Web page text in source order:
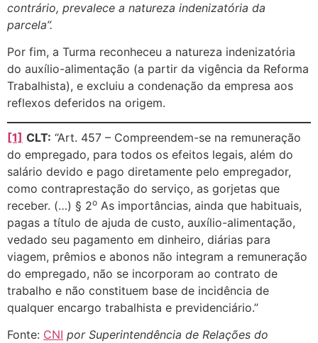
contrário, prevalece a natureza indenizatória da
parcela”.
Por fim, a Turma reconheceu a natureza indenizatória
do auxílio-alimentação (a partir da vigência da Reforma
Trabalhista), e excluiu a condenação da empresa aos
reflexos deferidos na origem.
[1] CLT: “Art. 457 – Compreendem-se na remuneração
do empregado, para todos os efeitos legais, além do
salário devido e pago diretamente pelo empregador,
como contraprestação do serviço, as gorjetas que
receber. (…) § 2o As importâncias, ainda que habituais,
pagas a título de ajuda de custo, auxílio-alimentação,
vedado seu pagamento em dinheiro, diárias para
viagem, prêmios e abonos não integram a remuneração
do empregado, não se incorporam ao contrato de
trabalho e não constituem base de incidência de
qualquer encargo trabalhista e previdenciário.”
Fonte: CNI por Superintendência de Relações do